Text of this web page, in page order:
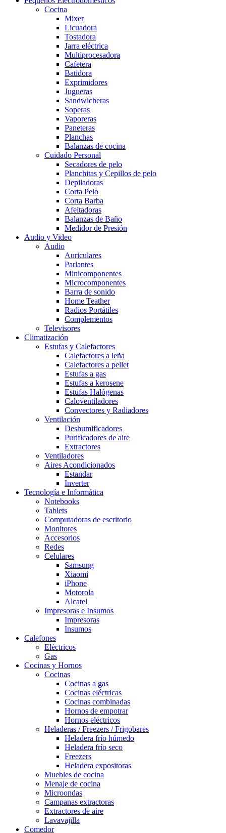
Cocina
Mixer
Licuadora
Tostadora
Jarra eléctrica
Multiprocesadora
Cafetera
Batidora
Exprimidores
Jugueras
Sandwicheras
Soperas
Vaporeras
Paneteras
Planchas
Balanzas de cocina
Cuidado Personal
Secadores de pelo
Planchitas y Cepillos de pelo
Depiladoras
Corta Pelo
Corta Barba
Afeitadoras
Balanzas de Baño
Medidor de Presión
Audio y Video
Audio
Auriculares
Parlantes
Minicomponentes
Microcomponentes
Barra de sonido
Home Teather
Radios Portátiles
Complementos
Televisores
Climatización
Estufas y Calefactores
Calefactores a leña
Calefactores a pellet
Estufas a gas
Estufas a kerosene
Estufas Halógenas
Caloventiladores
Convectores y Radiadores
Ventilación
Deshumificadores
Purificadores de aire
Extractores
Ventiladores
Aires Acondicionados
Estandar
Inverter
Tecnología e Informática
Notebooks
Tablets
Computadoras de escritorio
Monitores
Accesorios
Redes
Celulares
Samsung
Xiaomi
iPhone
Motorola
Alcatel
Impresoras e Insumos
Impresoras
Insumos
Calefones
Eléctricos
Gas
Cocinas y Hornos
Cocinas
Cocinas a gas
Cocinas eléctricas
Cocinas combinadas
Hornos de empotrar
Hornos eléctricos
Heladeras / Freezers / Frigobares
Heladera frío húmedo
Heladera frío seco
Freezers
Heladera expositoras
Muebles de cocina
Menaje de cocina
Microondas
Campanas extractoras
Extractores de aire
Lavavajilla
Comedor